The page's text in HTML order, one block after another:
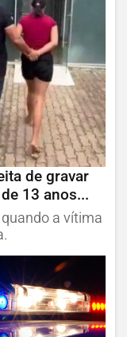
de gravar
13 anos...
a vítima